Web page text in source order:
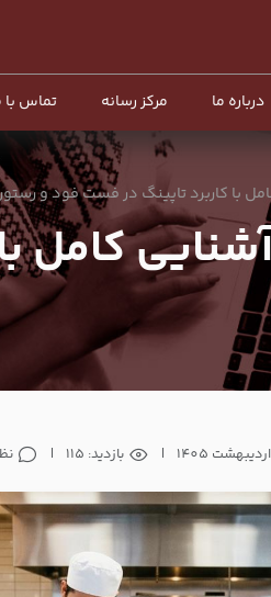
درباره ما مرکز رسانه تماس با
با کاربرد تاپینگ در فست فود و
کامل
| بازدید: 115 |